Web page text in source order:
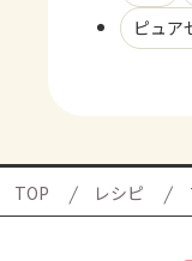
ピュア
TOP レシピ